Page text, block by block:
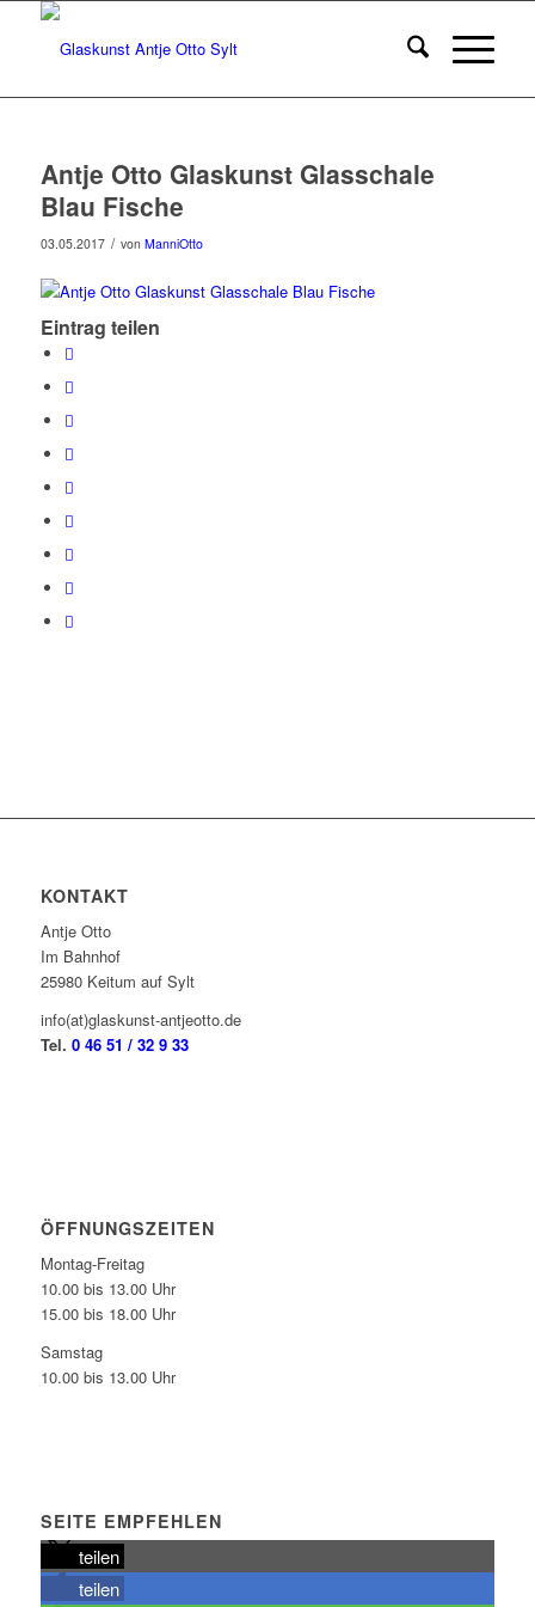
Antje Otto Glaskunst Glasschale
Blau Fische
03.05.2017 / von ManniOtto
Eintrag teilen
KONTAKT
Antje Otto
Im Bahnhof
25980 Keitum auf Sylt
info(at)glaskunst-antjeotto.de
Tel. 0 46 51 / 32 9 33
ÖFFNUNGSZEITEN
Montag-Freitag
10.00 bis 13.00 Uhr
15.00 bis 18.00 Uhr
Samstag
10.00 bis 13.00 Uhr
SEITE EMPFEHLEN
teilen
teilen